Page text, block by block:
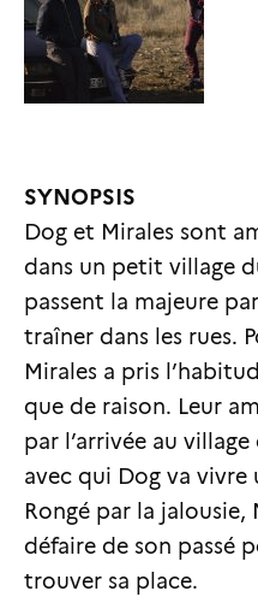
SYNOPSIS
Dog et Mirales sont
dans un petit village
passent la majeure
traîner dans les rues.
Mirales a pris
que de raison. Leur
par l’arrivée au village
avec qui Dog va vivre
Rongé par la jalousie,
défaire de son passé
trouver sa place.